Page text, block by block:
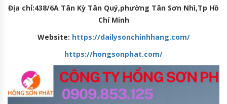
Địa chỉ:438/6A Tân Kỳ Tân Quý,phường Tân Sơn Nhì,Tp Hồ
Chí Minh
Website: https://dailysonchinhhang.com/
https://hongsonphat.com/